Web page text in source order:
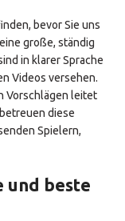
bevor Sie uns
große, ständig
in klarer Sprache
Videos versehen.
Vorschlägen leitet
diese
Spielern,
und beste